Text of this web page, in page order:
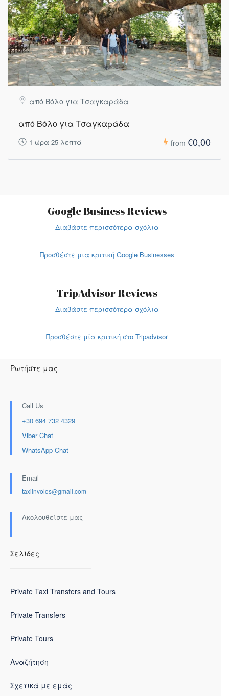
από Βόλο για Τσαγκαράδα
από Βόλο για Τσαγκαράδα
1 ώρα 25 λεπτά from €0,00
Google Business Reviews
Διαβάστε περισσότερα σχόλια
Προσθέστε μια κριτική Google Businesses
TripAdvisor Reviews
Διαβάστε περισσότερα σχόλια
Προσθέστε μία κριτική στο Tripadvisor
Ρωτήστε μας
Call Us
+30 694 732 4329
Viber Chat
WhatsApp Chat
Email
taxiinvolos@gmail.com
Ακολουθείστε μας
Σελίδες
Private Taxi Transfers and Tours
Private Transfers
Private Tours
Αναζήτηση
Σχετικά με εμάς